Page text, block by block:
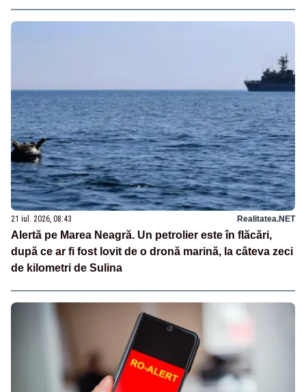
21 iul. 2026, 08:43 Realitatea.NET
Alertă pe Marea Neagră. Un petrolier este în flăcări,
după ce ar fi fost lovit de o dronă marină, la câteva zeci
de kilometri de Sulina